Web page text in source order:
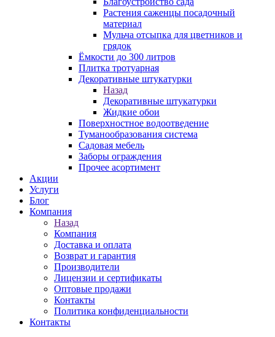
Растения саженцы посадочный
материал
Мульча отсыпка для цветников и
грядок
Ёмкости до 300 литров
Плитка тротуарная
Декоративные штукатурки
Назад
Декоративные штукатурки
Жидкие обои
Поверхностное водоотведение
Туманообразования система
Садовая мебель
Заборы ограждения
Прочее асортимент
Акции
Услуги
Блог
Компания
Назад
Компания
Доставка и оплата
Возврат и гарантия
Производители
Лицензии и сертификаты
Оптовые продажи
Контакты
Политика конфиденциальности
Контакты